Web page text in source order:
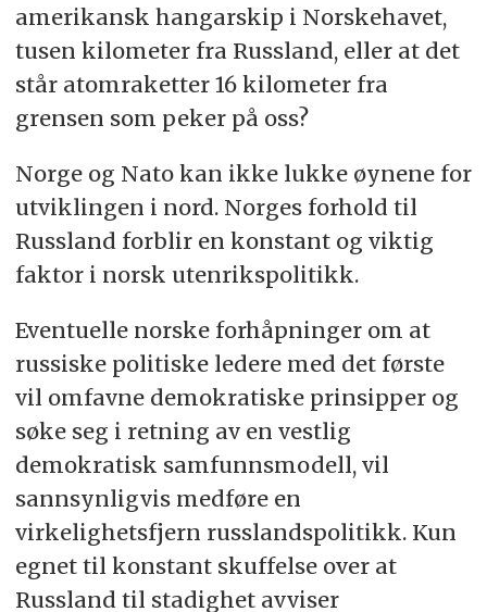
amerikansk hangarskip i Norskehavet,
tusen kilometer fra Russland, eller at det
står atomraketter 16 kilometer fra
grensen som peker på oss?
Norge og Nato kan ikke lukke øynene for
utviklingen i nord. Norges forhold til
Russland forblir en konstant og viktig
faktor i norsk utenrikspolitikk.
Eventuelle norske forhåpninger om at
russiske politiske ledere med det første
vil omfavne demokratiske prinsipper og
søke seg i retning av en vestlig
demokratisk samfunnsmodell, vil
sannsynligvis medføre en
virkelighetsfjern russlandspolitikk. Kun
egnet til konstant skuffelse over at
Russland til stadighet avviser